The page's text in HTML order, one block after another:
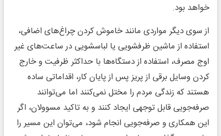
خواهد بود.
از سوی دیگر مواردی مانند خاموش کردن چراغ‌های اضافی،
استفاده از ماشین ظرفشویی یا لباسشویی در ساعت‌های غیر
اوج مصرف، استفاده از دستگاه‌ها با حداکثر ظرفیت و خارج
کردن وسایل برقی از پریز پس از پایان کار، اقداماتی ساده
هستند که زندگی مردم را مختل نمی‌کنند اما می‌توانند
صرفه‌جویی قابل توجهی ایجاد کنند و به تاکید مسوولان، اگر
این همکاری و صرفه‌جویی انجام شود، می‌توان این مسیر را